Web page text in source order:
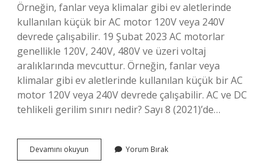
Örneğin, fanlar veya klimalar gibi ev aletlerinde
kullanılan küçük bir AC motor 120V veya 240V
devrede çalışabilir. 19 Şubat 2023 AC motorlar
genellikle 120V, 240V, 480V ve üzeri voltaj
aralıklarında mevcuttur. Örneğin, fanlar veya
klimalar gibi ev aletlerinde kullanılan küçük bir AC
motor 120V veya 240V devrede çalışabilir. AC ve DC
tehlikeli gerilim sınırı nedir? Sayı 8 (2021)’de…
Devamını okuyun
Kaç
Yorum Bırak